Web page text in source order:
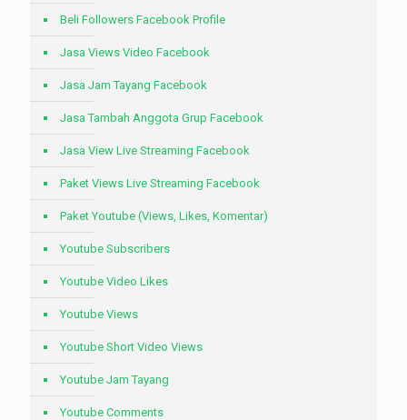
Beli Followers Facebook Profile
Jasa Views Video Facebook
Jasa Jam Tayang Facebook
Jasa Tambah Anggota Grup Facebook
Jasa View Live Streaming Facebook
Paket Views Live Streaming Facebook
Paket Youtube (Views, Likes, Komentar)
Youtube Subscribers
Youtube Video Likes
Youtube Views
Youtube Short Video Views
Youtube Jam Tayang
Youtube Comments